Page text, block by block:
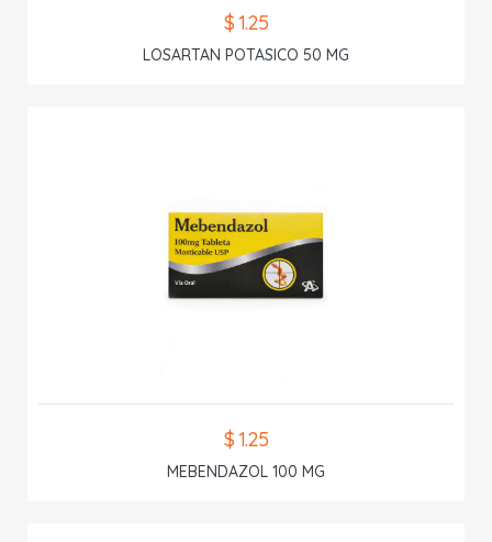
$ 1.25
LOSARTAN POTASICO 50 MG
$ 1.25
MEBENDAZOL 100 MG